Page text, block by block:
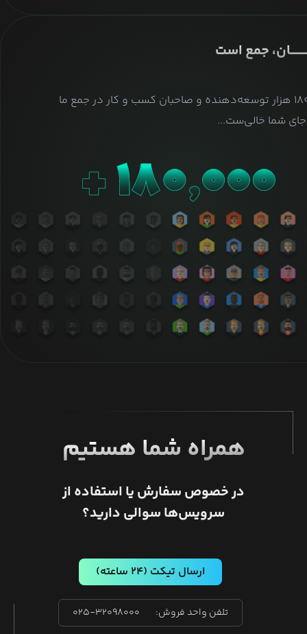
جمع است
بیش از ۱۸۰ هزار توسعه‌دهنده و صاحبان کسب و کار در جمع ما
شما خالی‌ست...
همراه شما هستیم
در خصوص سفارش یا استفاده از
سرویس‌ها سوالی دارید؟
ارسال تیکت (۲۴ ساعته)
تلفن واحد فروش: ۰۲۵-۳۲۰۹۸۰۰۰